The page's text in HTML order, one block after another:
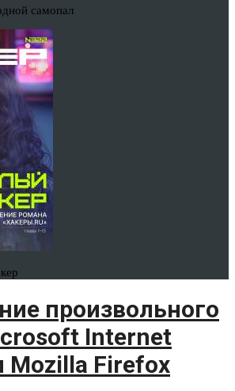
самопал
произвольного
Internet
Mozilla Firefox